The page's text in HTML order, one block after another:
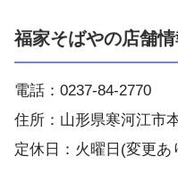
福家そばやの店舗
電話：0237-84-2770
住所：山形県寒河江市
定休日：火曜日(変更あ